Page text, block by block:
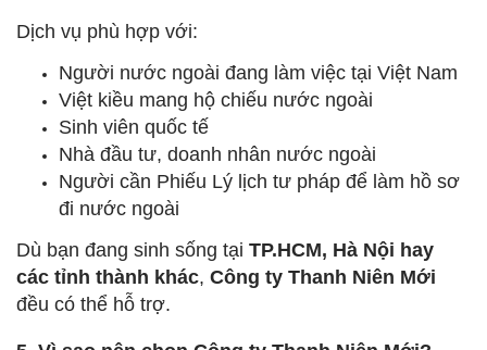
Dịch vụ phù hợp với:
Người nước ngoài đang làm việc tại Việt Nam
Việt kiều mang hộ chiếu nước ngoài
Sinh viên quốc tế
Nhà đầu tư, doanh nhân nước ngoài
Người cần Phiếu Lý lịch tư pháp để làm hồ sơ
đi nước ngoài
Dù bạn đang sinh sống tại TP.HCM, Hà Nội hay
các tỉnh thành khác, Công ty Thanh Niên Mới
đều có thể hỗ trợ.